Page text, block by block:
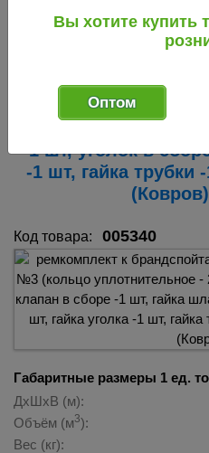
005340
уплотнительное - 2
- 1 шт, уголок в
-1 шт, гайка трубки
Код товара: 005340
Габаритные размеры 1 ед.
ДхШхВ (м):
Объём (м3):
Вес (кг):
Вы хотите купить
Оптом